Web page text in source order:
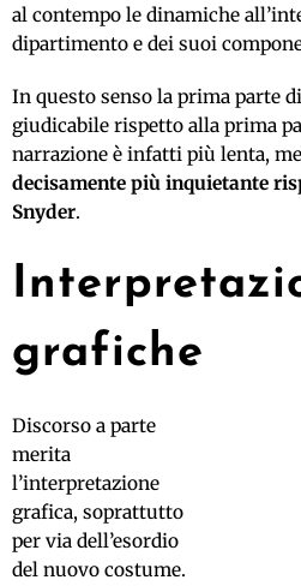
al contempo le dinamiche
dipartimento e dei suoi
In questo senso la prima parte di
giudicabile rispetto alla prima
narrazione è infatti più lenta,
decisamente più inquietante
Snyder.
grafiche
Discorso a parte
merita
l’interpretazione
grafica, soprattutto
per via dell’esordio
del nuovo costume.